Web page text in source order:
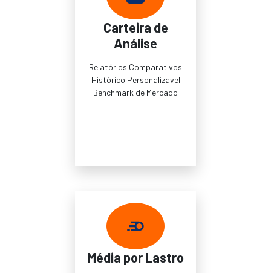
Carteira de
Análise
Relatórios Comparativos
Histórico Personalizavel
Benchmark de Mercado
Média por Lastro